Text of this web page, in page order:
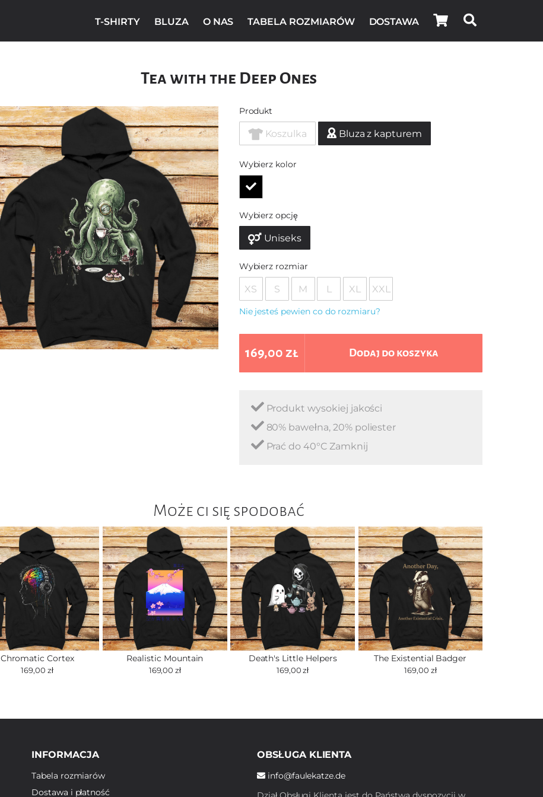
T-SHIRTY BLUZA O NAS TABELA ROZMIARÓW DOSTAWA
Tea with the Deep Ones
Produkt
Koszulka Bluza z kapturem
Wybierz kolor
Wybierz opcję
Uniseks
Wybierz rozmiar
XS S M L XL XXL
Nie jesteś pewien co do rozmiaru?
169,00 zł Dodaj do koszyka
Produkt wysokiej jakości
80% bawełna, 20% poliester
Prać do 40°C Zamknij
Może ci się spodobać
Chromatic Cortex
169,00 zł
Realistic Mountain
169,00 zł
Death's Little Helpers
169,00 zł
The Existential Badger
169,00 zł
INFORMACJA
Tabela rozmiarów
Dostawa i płatność
OBSŁUGA KLIENTA
info@faulekatze.de